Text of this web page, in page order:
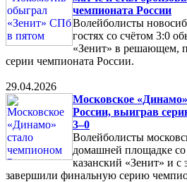
чемпионата России
Волейболисты
гостях со счётом 3:0
«Зенит» в решающем,
серии чемпионата России.
29.04.2026
Московское
России, выиграв
3–0
Волейболисты
домашней площадке
казанский «Зенит» и с
завершили финальную серию